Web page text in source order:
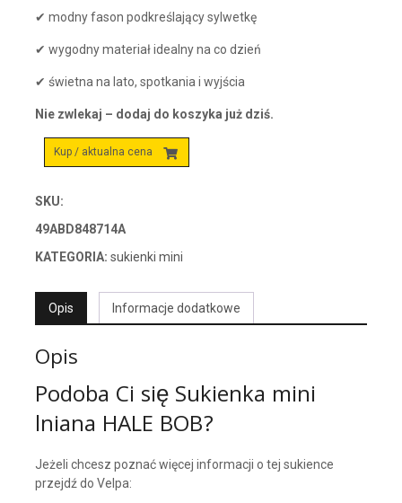
✔ modny fason podkreślający sylwetkę
✔ wygodny materiał idealny na co dzień
✔ świetna na lato, spotkania i wyjścia
Nie zwlekaj – dodaj do koszyka już dziś.
Kup / aktualna cena
SKU:
49ABD848714A
KATEGORIA: sukienki mini
Opis Informacje dodatkowe
Opis
Podoba Ci się Sukienka mini
lniana HALE BOB?
Jeżeli chcesz poznać więcej informacji o tej sukience
przejdź do Velpa: